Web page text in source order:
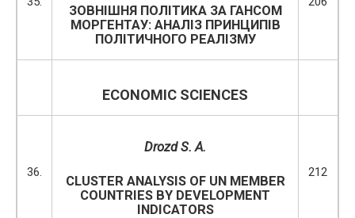
ЗОВНІШНЯ ПОЛІТИКА ЗА ГАНСОМ
МОРГЕНТАУ: АНАЛІЗ ПРИНЦИПІВ
ПОЛІТИЧНОГО РЕАЛІЗМУ
ECONOMIC SCIENCES
36.
Drozd S. A.
CLUSTER ANALYSIS OF UN MEMBER
COUNTRIES BY DEVELOPMENT
INDICATORS
212